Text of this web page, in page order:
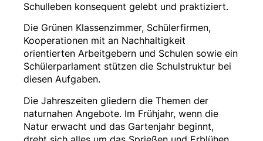
Schulleben konsequent gelebt und praktiziert.
Die Grünen Klassenzimmer, Schülerfirmen,
Kooperationen mit an Nachhaltigkeit
orientierten Arbeitgebern und Schulen sowie ein
Schülerparlament stützen die Schulstruktur bei
diesen Aufgaben.
Die Jahreszeiten gliedern die Themen der
naturnahen Angebote. Im Frühjahr, wenn die
Natur erwacht und das Gartenjahr beginnt,